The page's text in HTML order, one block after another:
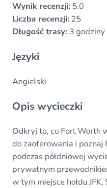
Wynik recenzji:5.0
Liczba recenzji:25
Długość trasy:3 godziny
Języki
Angielski
Opis wycieczki
Odkryj to, co Fort Worth
do zaoferowania i poznaj
podczas półdniowej
prywatnym
w tym miejsce hołdu JFK,